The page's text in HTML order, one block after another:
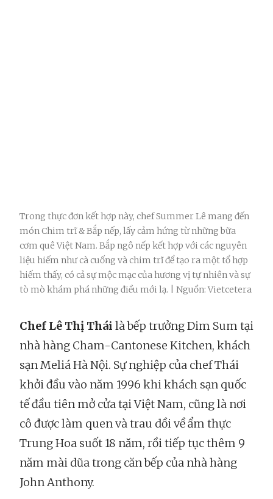
Trong thực đơn kết hợp này, chef Summer Lê mang đến
món Chim trĩ & Bắp nếp, lấy cảm hứng từ những bữa
cơm quê Việt Nam. Bắp ngô nếp kết hợp với các nguyên
liệu hiếm như cà cuống và chim trĩ để tạo ra một tổ hợp
hiếm thấy, có cả sự mộc mạc của hương vị tự nhiên và sự
tò mò khám phá những điều mới lạ. | Nguồn: Vietcetera
Chef Lê Thị Thái là bếp trưởng Dim Sum tại
nhà hàng Cham-Cantonese Kitchen, khách
sạn Meliá Hà Nội. Sự nghiệp của chef Thái
khởi đầu vào năm 1996 khi khách sạn quốc
tế đầu tiên mở cửa tại Việt Nam, cũng là nơi
cô được làm quen và trau dồi về ẩm thực
Trung Hoa suốt 18 năm, rồi tiếp tục thêm 9
năm mài dũa trong căn bếp của nhà hàng
John Anthony.